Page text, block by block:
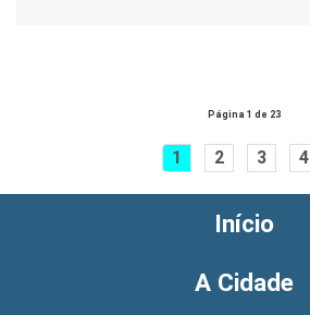
Página 1 de 23
1 2 3 4
Início
A Cidade